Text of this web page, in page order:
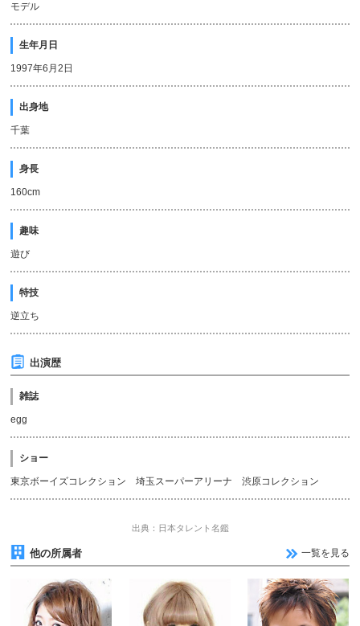
モデル
生年月日
1997年6月2日
出身地
千葉
身長
160cm
趣味
遊び
特技
逆立ち
出演歴
雑誌
egg
ショー
東京ボーイズコレクション 埼玉スーパーアリーナ 渋原コレクション
出典：日本タレント名鑑
他の所属者 一覧を見る